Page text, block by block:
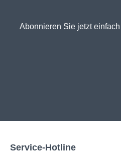
Abonnieren Sie jetzt
Service-Hotline